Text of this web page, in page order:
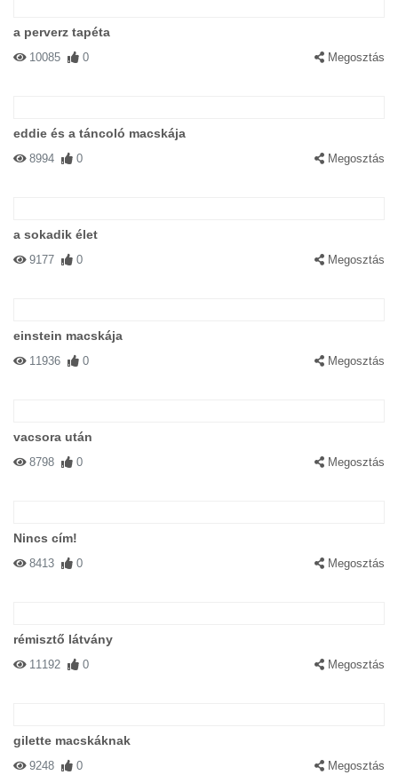
a perverz tapéta
10085 0 Megosztás
eddie és a táncoló macskája
8994 0 Megosztás
a sokadik élet
9177 0 Megosztás
einstein macskája
11936 0 Megosztás
vacsora után
8798 0 Megosztás
Nincs cím!
8413 0 Megosztás
rémisztő látvány
11192 0 Megosztás
gilette macskáknak
9248 0 Megosztás